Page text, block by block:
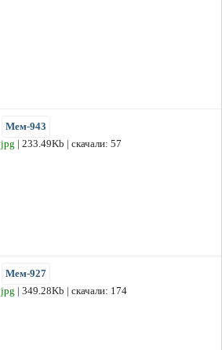
Мем-943
jpg | 233.49Kb | скачали: 57
Мем-927
jpg | 349.28Kb | скачали: 174